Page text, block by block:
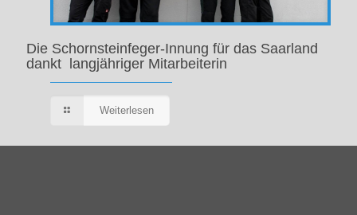
Die Schornsteinfeger-Innung für das Saarland
dankt langjähriger Mitarbeiterin
Weiterlesen